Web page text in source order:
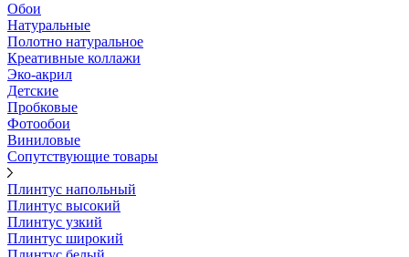
Обои
Натуральные
Полотно натуральное
Креативные коллажи
Эко-акрил
Детские
Пробковые
Фотообои
Виниловые
Сопутствующие товары
Плинтус напольный
Плинтус высокий
Плинтус узкий
Плинтус широкий